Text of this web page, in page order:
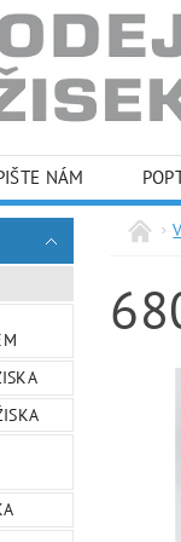
NÁM
ÚDAJŮ